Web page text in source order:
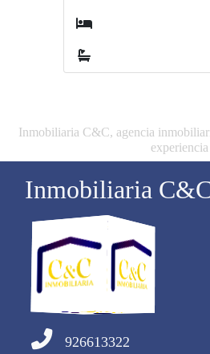
Inmobiliaria C&C, agencia
experiencia
Inmobiliaria
926613322